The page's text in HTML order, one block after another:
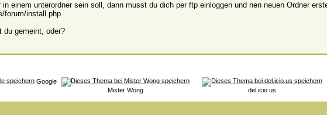
in einem unterordner sein soll, dann musst du dich per ftp einloggen und nen neuen Ordner
forum/install.php
du gemeint, oder?
Google
Mister Wong
del.icio.us